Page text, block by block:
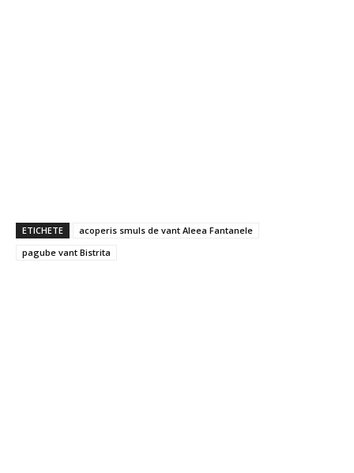
ETICHETE
acoperis smuls de vant Aleea Fantanele
pagube vant Bistrita